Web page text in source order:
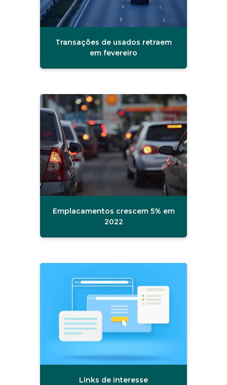
Transações de usados retraem
em fevereiro
Emplacamentos crescem 5% em
2022
Links de interesse